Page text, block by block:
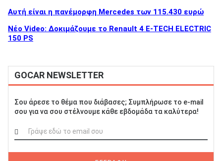
Αυτή είναι η πανέμορφη Mercedes των 115.430 ευρώ
Νέο Video: Δοκιμάζουμε το Renault 4 E-TECH ELECTRIC
150 PS
GOCAR NEWSLETTER
Σου άρεσε το θέμα που διάβασες; Συμπλήρωσε το e-mail
σου για να σου στέλνουμε κάθε εβδομάδα τα καλύτερα!